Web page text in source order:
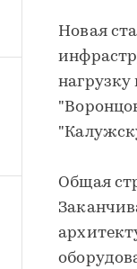
Новая
Общая